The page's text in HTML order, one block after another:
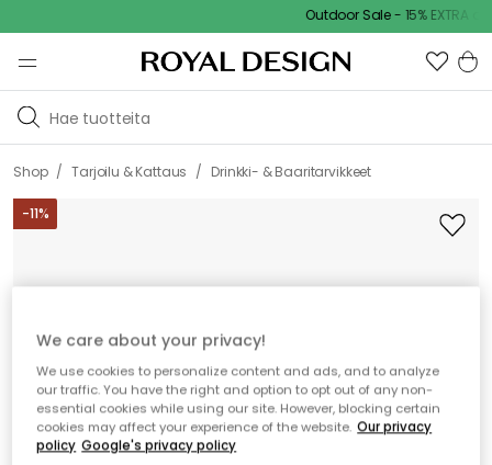
Outdoor Sale - 15% EXTRA
Shop / Tarjoilu & Kattaus / Drinkki- & Baaritarvikkeet
-11%
We care about your privacy!
We use cookies to personalize content and ads, and to analyze
our traffic. You have the right and option to opt out of any non-
essential cookies while using our site. However, blocking certain
cookies may affect your experience of the website. Our privacy
policy Google's privacy policy